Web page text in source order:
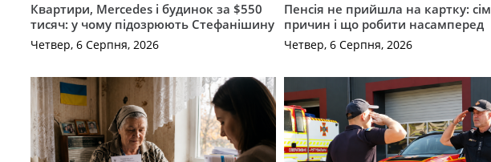
Квартири, Mercedes і будинок за $550
тисяч: у чому підозрюють Стефанішину
Четвер, 6 Серпня, 2026
Пенсія не прийшла на картку: сім
причин і що робити насамперед
Четвер, 6 Серпня, 2026